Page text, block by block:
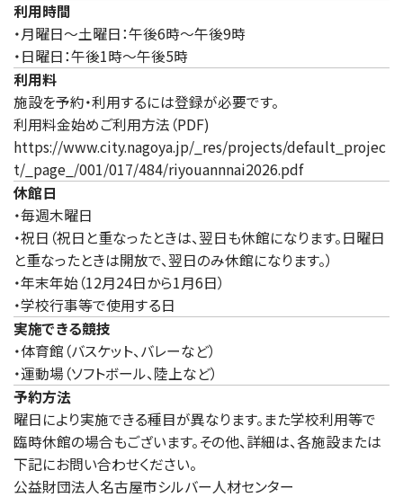
利用時間
・月曜日～土曜日：午後6時～午後9時
・日曜日：午後1時～午後5時
利用料
施設を予約・利用するには登録が必要です。
利用料金始めご利用方法（PDF)
https://www.city.nagoya.jp/_res/projects/default_projec
t/_page_/001/017/484/riyouannnai2026.pdf
休館日
・毎週木曜日
・祝日（祝日と重なったときは、翌日も休館になります。日曜日
と重なったときは開放で、翌日のみ休館になります。）
・年末年始（12月24日から1月6日）
・学校行事等で使用する日
実施できる競技
・体育館（バスケット、バレーなど）
・運動場（ソフトボール、陸上など）
予約方法
曜日により実施できる種目が異なります。また学校利用等で
臨時休館の場合もございます。その他、詳細は、各施設または
下記にお問い合わせください。
公益財団法人名古屋市シルバー人材センター